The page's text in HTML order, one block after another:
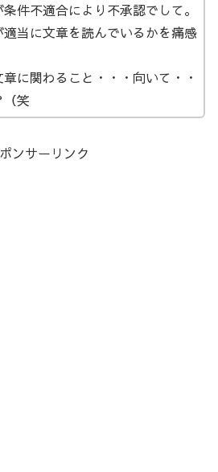
件不適合により不承認でして。
適当に文章を読んでいるかを痛感
に関わること・・・向いて・・
（笑
ンサーリンク